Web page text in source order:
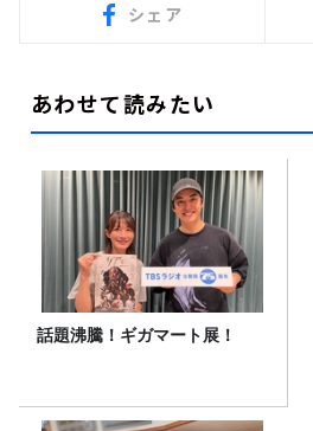
シェア
あわせて読みたい
話題沸騰！ギガマート展！